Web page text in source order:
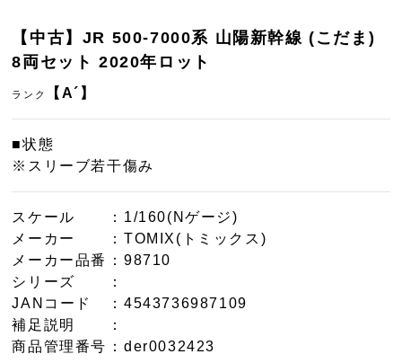
【中古】JR 500-7000系 山陽新幹線 (こだま)
8両セット 2020年ロット
ランク 【A´】
■状態
※スリーブ若干傷み
スケール
：1/160(Nゲージ)
メーカー
：TOMIX(トミックス)
メーカー品番
：98710
シリーズ
：
JANコード
：4543736987109
補足説明
：
商品管理番号 ：der0032423